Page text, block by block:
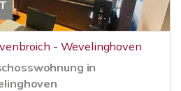
- Wevelinghoven
in